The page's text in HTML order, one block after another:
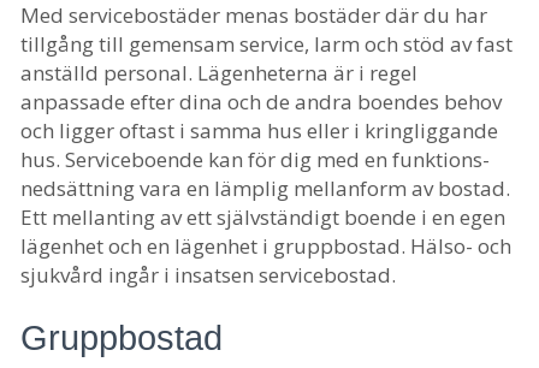
Med servicebostäder menas bostäder där du har
tillgång till gemensam service, larm och stöd av fast
anställd personal. Lägenheterna är i regel
anpassade efter dina och de andra boendes behov
och ligger oftast i samma hus eller i kringliggande
hus. Serviceboende kan för dig med en funktions-
nedsättning vara en lämplig mellanform av bostad.
Ett mellanting av ett självständigt boende i en egen
lägenhet och en lägenhet i gruppbostad. Hälso- och
sjukvård ingår i insatsen servicebostad.
Gruppbostad